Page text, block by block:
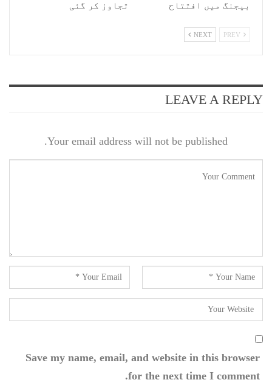
بیجنگ میں افتتاح
تجاوز کر گئی
NEXT
LEAVE A REPLY
Your email address will not be published.
Save my name, email, and website in this browser
for the next time I comment.